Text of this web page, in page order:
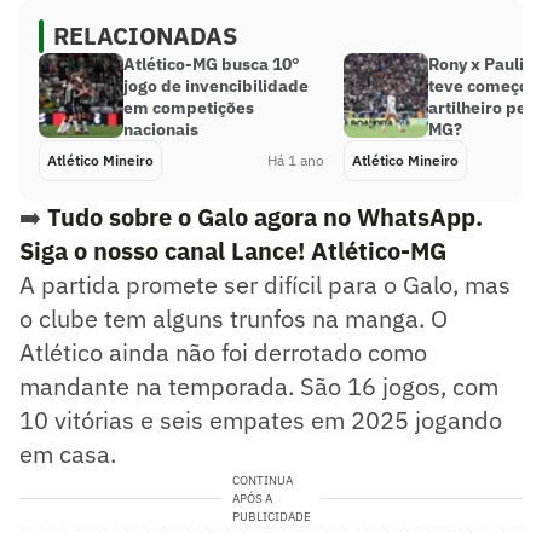
RELACIONADAS
Atlético-MG busca 10°
jogo de invencibilidade
em competições
nacionais
Atlético Mineiro Há 1 ano
Rony x
teve começo
artilheiro
MG?
Atlético Mineiro
➡️ Tudo sobre o Galo agora no WhatsApp.
Siga o nosso canal Lance! Atlético-MG
A partida promete ser difícil para o Galo, mas
o clube tem alguns trunfos na manga. O
Atlético ainda não foi derrotado como
mandante na temporada. São 16 jogos, com
10 vitórias e seis empates em 2025 jogando
em casa.
CONTINUA
APÓS A
PUBLICIDADE